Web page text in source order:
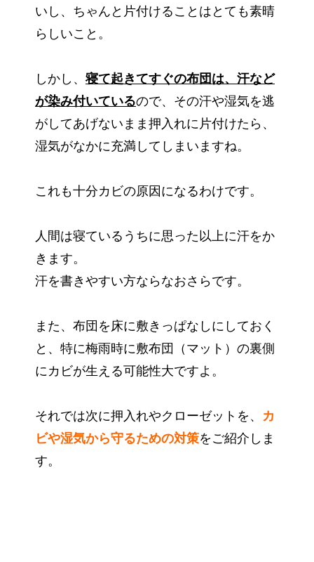
いし、ちゃんと片付けることはとても素晴
らしいこと。
しかし、寝て起きてすぐの布団は、汗など
が染み付いているので、その汗や湿気を逃
がしてあげないまま押入れに片付けたら、
湿気がなかに充満してしまいますね。
これも十分カビの原因になるわけです。
人間は寝ているうちに思った以上に汗をか
きます。
汗を書きやすい方ならなおさらです。
また、布団を床に敷きっぱなしにしておく
と、特に梅雨時に敷布団（マット）の裏側
にカビが生える可能性大ですよ。
それでは次に押入れやクローゼットを、 カ
ビや湿気から守るための対策をご紹介しま
す。